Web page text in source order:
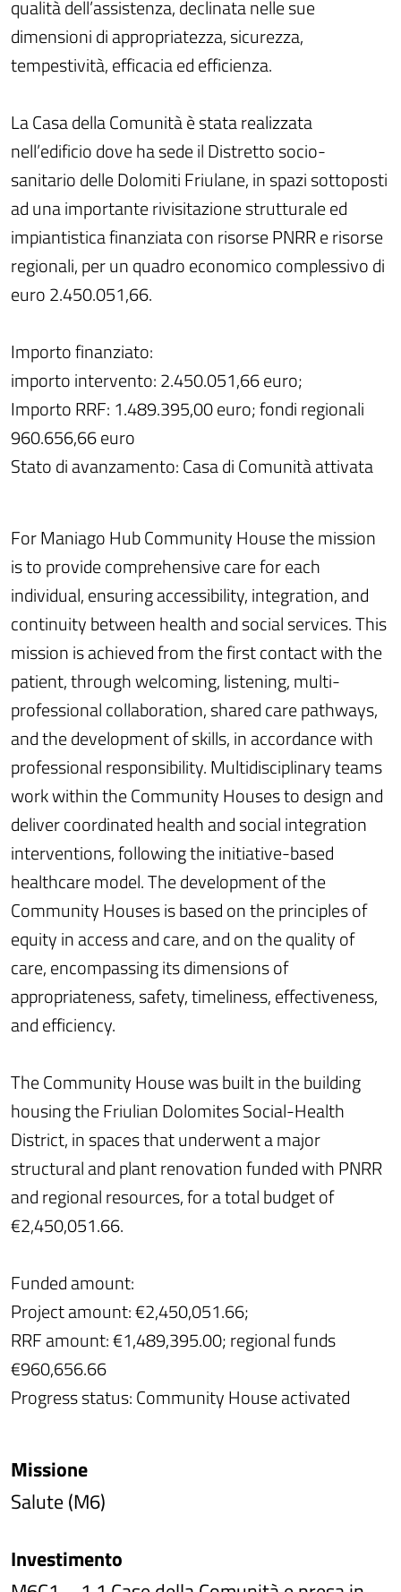
qualità dell’assistenza, declinata nelle sue
dimensioni di appropriatezza, sicurezza,
tempestività, efficacia ed efficienza.
La Casa della Comunità è stata realizzata
nell’edificio dove ha sede il Distretto socio-
sanitario delle Dolomiti Friulane, in spazi sottoposti
ad una importante rivisitazione strutturale ed
impiantistica finanziata con risorse PNRR e risorse
regionali, per un quadro economico complessivo di
euro 2.450.051,66.
Importo finanziato:
importo intervento: 2.450.051,66 euro;
Importo RRF: 1.489.395,00 euro; fondi regionali
960.656,66 euro
Stato di avanzamento: Casa di Comunità attivata
For Maniago Hub Community House the mission
is to provide comprehensive care for each
individual, ensuring accessibility, integration, and
continuity between health and social services. This
mission is achieved from the first contact with the
patient, through welcoming, listening, multi-
professional collaboration, shared care pathways,
and the development of skills, in accordance with
professional responsibility. Multidisciplinary teams
work within the Community Houses to design and
deliver coordinated health and social integration
interventions, following the initiative-based
healthcare model. The development of the
Community Houses is based on the principles of
equity in access and care, and on the quality of
care, encompassing its dimensions of
appropriateness, safety, timeliness, effectiveness,
and efficiency.
The Community House was built in the building
housing the Friulian Dolomites Social-Health
District, in spaces that underwent a major
structural and plant renovation funded with PNRR
and regional resources, for a total budget of
€2,450,051.66.
Funded amount:
Project amount: €2,450,051.66;
RRF amount: €1,489,395.00; regional funds
€960,656.66
Progress status: Community House activated
Missione
Salute (M6)
Investimento